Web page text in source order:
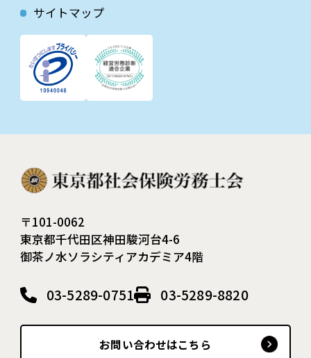
サイトマップ
〒101-0062
東京都千代田区神田駿河台4-6
御茶ノ水ソラシティアカデミア4階
03-5289-0751 03-5289-8820
お問い合わせはこちら